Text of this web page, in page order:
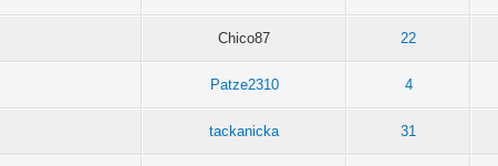
Chico87 22
Patze2310 4
tackanicka 31